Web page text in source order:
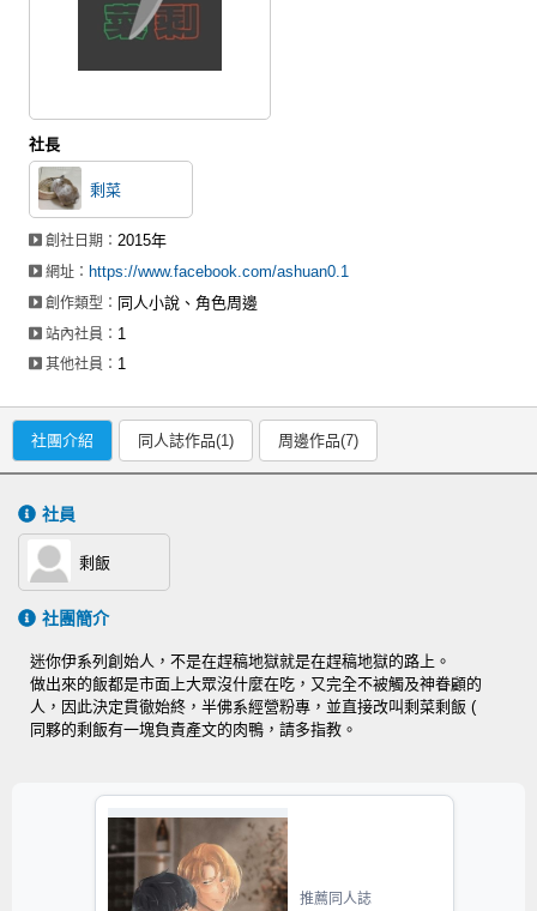
登入
社長
剩菜
創社日期：2015年
網址： https://www.facebook.com/ashuan0.1
創作類型： 同人小說、角色周邊
站內社員： 1
其他社員： 1
社團介紹 同人誌作品(1) 周邊作品(7)
社員
剩飯
社團簡介
迷你伊系列創始人，不是在趕稿地獄就是在趕稿地獄的路上。
做出來的飯都是市面上大眾沒什麼在吃，又完全不被觸及神眷顧的
人，因此決定貫徹始終，半佛系經營粉專，並直接改叫剩菜剩飯 (
同夥的剩飯有一塊負責產文的肉鴨，請多指教。
推薦同人誌